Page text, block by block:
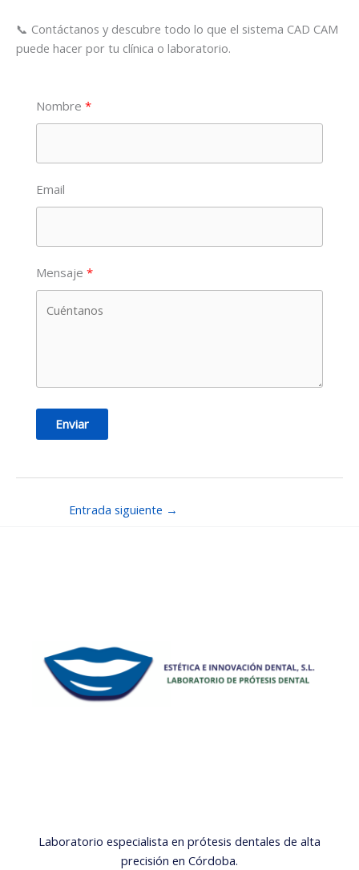
📞 Contáctanos y descubre todo lo que el sistema CAD CAM
puede hacer por tu clínica o laboratorio.
Nombre
Email
Mensaje
Enviar
Entrada siguiente →
Laboratorio especialista en prótesis dentales de alta
precisión en Córdoba.